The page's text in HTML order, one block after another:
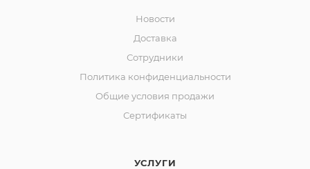
Новости
Доставка
Сотрудники
Политика конфиденциальности
Общие условия продажи
Сертификаты
УСЛУГИ